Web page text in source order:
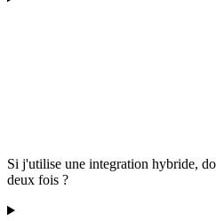
Si j'utilise une integration hybride,
deux fois ?